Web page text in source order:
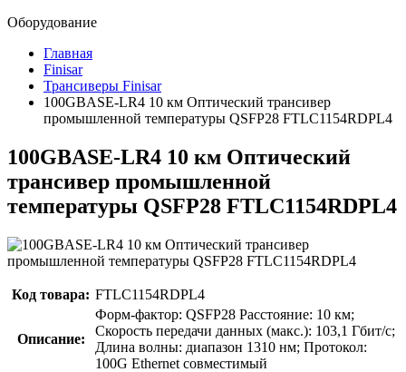
Оборудование
Главная
Finisar
Трансиверы Finisar
100GBASE-LR4 10 км Оптический трансивер
промышленной температуры QSFP28 FTLC1154RDPL4
100GBASE-LR4 10 км Оптический
трансивер промышленной
температуры QSFP28 FTLC1154RDPL4
Код товара: FTLC1154RDPL4
Описание:
Форм-фактор: QSFP28 Расстояние: 10 км;
Скорость передачи данных (макс.): 103,1 Гбит/с;
Длина волны: диапазон 1310 нм; Протокол:
100G Ethernet совместимый